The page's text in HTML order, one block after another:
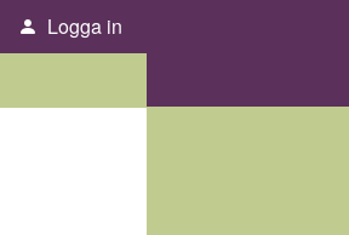
Logga in